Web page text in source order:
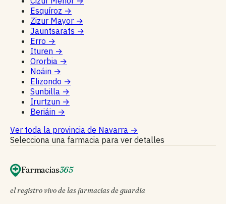
Esquíroz →
Zizur Mayor →
Jauntsarats →
Erro →
Ituren →
Ororbia →
Noáin →
Elizondo →
Sunbilla →
Irurtzun →
Beriáin →
Ver toda la provincia de Navarra →
Selecciona una farmacia para ver detalles
Farmacias365
el registro vivo de las farmacias de guardia